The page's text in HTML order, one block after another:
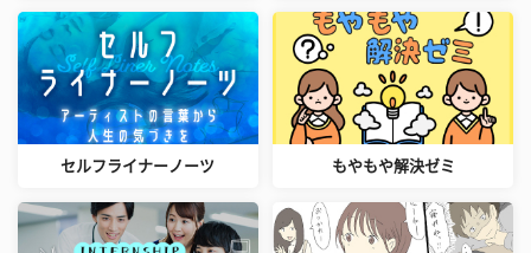
セルフライナーノーツ もやもや解決ゼミ